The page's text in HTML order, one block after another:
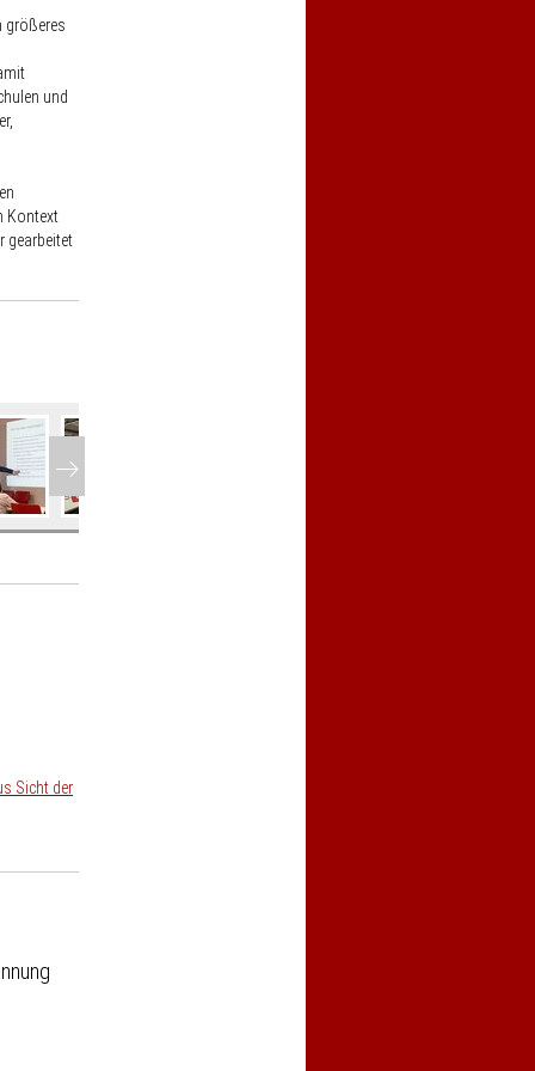
größeres
und
Kontext
gearbeitet
Sicht der